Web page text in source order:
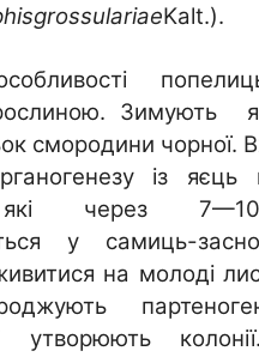
Kаlt.).
рослиною. Зимують
смородини чорної.
із яєць
які через
у самиць-
на молоді
утворюють